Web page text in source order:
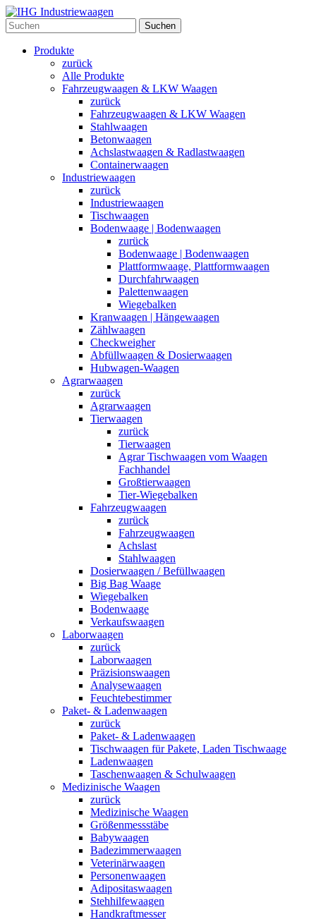
Suchen
Produkte
zurück
Alle Produkte
Fahrzeugwaagen & LKW Waagen
zurück
Fahrzeugwaagen & LKW Waagen
Stahlwaagen
Betonwaagen
Achslastwaagen & Radlastwaagen
Containerwaagen
Industriewaagen
zurück
Industriewaagen
Tischwaagen
Bodenwaage | Bodenwaagen
zurück
Bodenwaage | Bodenwaagen
Plattformwaage, Plattformwaagen
Durchfahrwaagen
Palettenwaagen
Wiegebalken
Kranwaagen | Hängewaagen
Zählwaagen
Checkweigher
Abfüllwaagen & Dosierwaagen
Hubwagen-Waagen
Agrarwaagen
zurück
Agrarwaagen
Tierwaagen
zurück
Tierwaagen
Agrar Tischwaagen vom Waagen
Fachhandel
Großtierwaagen
Tier-Wiegebalken
Fahrzeugwaagen
zurück
Fahrzeugwaagen
Achslast
Stahlwaagen
Dosierwaagen / Befüllwaagen
Big Bag Waage
Wiegebalken
Bodenwaage
Verkaufswaagen
Laborwaagen
zurück
Laborwaagen
Präzisionswaagen
Analysewaagen
Feuchtebestimmer
Paket- & Ladenwaagen
zurück
Paket- & Ladenwaagen
Tischwaagen für Pakete, Laden Tischwaage
Ladenwaagen
Taschenwaagen & Schulwaagen
Medizinische Waagen
zurück
Medizinische Waagen
Größenmessstäbe
Babywaagen
Badezimmerwaagen
Veterinärwaagen
Personenwaagen
Adipositaswaagen
Stehhilfewaagen
Handkraftmesser